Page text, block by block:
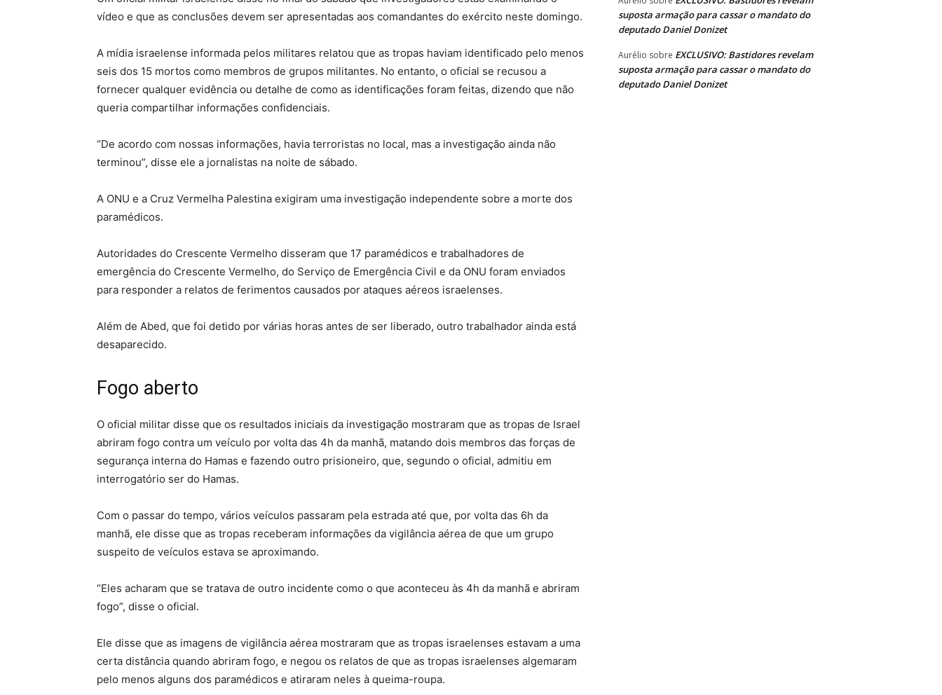
vídeo e que as conclusões devem ser apresentadas aos comandantes do exército neste domingo.
A mídia israelense informada pelos militares relatou que as tropas haviam identificado pelo menos
seis dos 15 mortos como membros de grupos militantes. No entanto, o oficial se recusou a
fornecer qualquer evidência ou detalhe de como as identificações foram feitas, dizendo que não
queria compartilhar informações confidenciais.
“De acordo com nossas informações, havia terroristas no local, mas a investigação ainda não
terminou”, disse ele a jornalistas na noite de sábado.
A ONU e a Cruz Vermelha Palestina exigiram uma investigação independente sobre a morte dos
paramédicos.
Autoridades do Crescente Vermelho disseram que 17 paramédicos e trabalhadores de
emergência do Crescente Vermelho, do Serviço de Emergência Civil e da ONU foram enviados
para responder a relatos de ferimentos causados por ataques aéreos israelenses.
Além de Abed, que foi detido por várias horas antes de ser liberado, outro trabalhador ainda está
desaparecido.
Fogo aberto
O oficial militar disse que os resultados iniciais da investigação mostraram que as tropas de Israel
abriram fogo contra um veículo por volta das 4h da manhã, matando dois membros das forças de
segurança interna do Hamas e fazendo outro prisioneiro, que, segundo o oficial, admitiu em
interrogatório ser do Hamas.
Com o passar do tempo, vários veículos passaram pela estrada até que, por volta das 6h da
manhã, ele disse que as tropas receberam informações da vigilância aérea de que um grupo
suspeito de veículos estava se aproximando.
“Eles acharam que se tratava de outro incidente como o que aconteceu às 4h da manhã e abriram
fogo”, disse o oficial.
Ele disse que as imagens de vigilância aérea mostraram que as tropas israelenses estavam a uma
certa distância quando abriram fogo, e negou os relatos de que as tropas israelenses algemaram
pelo menos alguns dos paramédicos e atiraram neles à queima-roupa.
suposta armação para cassar o mandato do
deputado Daniel Donizet
Aurélio sobre EXCLUSIVO: Bastidores revelam
suposta armação para cassar o mandato do
deputado Daniel Donizet